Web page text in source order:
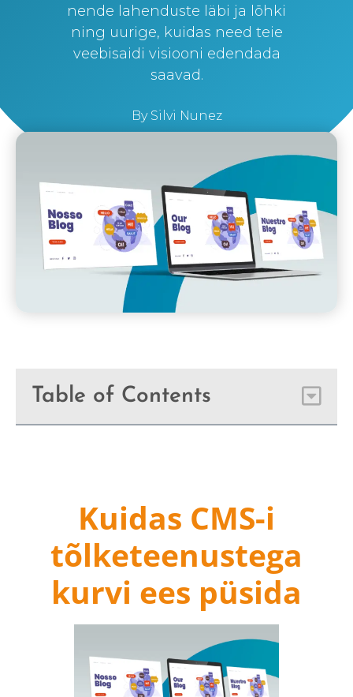
nende lahenduste läbi ja lõhki
ning uurige, kuidas need teie
veebisaidi visiooni edendada
saavad.
BySilvi Nunez
Table of Contents
Kuidas CMS-i
tõlketeenustega
kurvi ees püsida